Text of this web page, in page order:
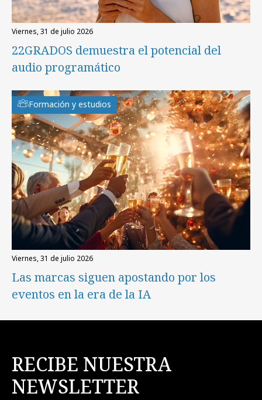
viernes, 31 de julio 2026
22GRADOS demuestra el potencial del
audio programático
Formación y estudios
viernes, 31 de julio 2026
Las marcas siguen apostando por los
eventos en la era de la IA
RECIBE NUESTRA
NEWSLETTER